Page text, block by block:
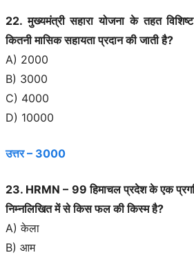
22. मुख्यमंत्री सहारा योजना के तहत विशिष्ट
कितनी मासिक सहायता प्रदान की जाती है?
A) 2000
B) 3000
C) 4000
D) 10000
उत्तर – 3000
23. HRMN – 99 हिमाचल प्रदेश के एक
निम्नलिखित में से किस फल की किस्म है?
A) केला
B) आम